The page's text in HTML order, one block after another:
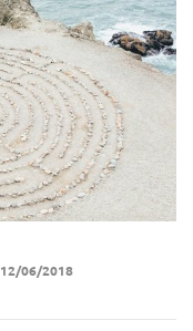
12/06/2018